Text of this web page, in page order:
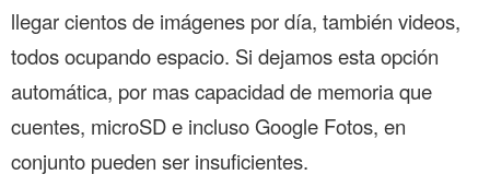
llegar cientos de imágenes por día, también videos,
todos ocupando espacio. Si dejamos esta opción
automática, por mas capacidad de memoria que
cuentes, microSD e incluso Google Fotos, en
conjunto pueden ser insuficientes.